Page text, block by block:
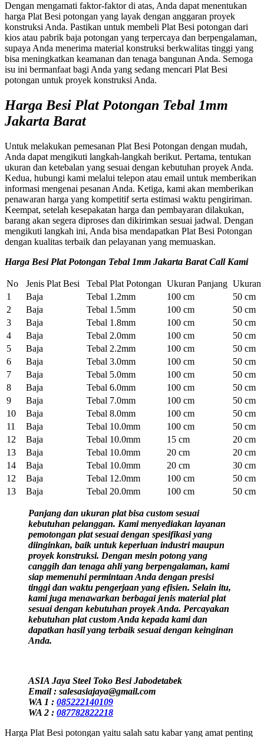
Dengan mengamati faktor-faktor di atas, Anda dapat menentukan
harga Plat Besi potongan yang layak dengan anggaran proyek
konstruksi Anda. Pastikan untuk membeli Plat Besi potongan dari
kios atau pabrik baja potongan yang terpercaya dan berpengalaman,
supaya Anda menerima material konstruksi berkwalitas tinggi yang
bisa meningkatkan keamanan dan tenaga bangunan Anda. Semoga
isu ini bermanfaat bagi Anda yang sedang mencari Plat Besi
potongan untuk proyek konstruksi Anda.
Harga Besi Plat Potongan Tebal 1mm
Jakarta Barat
Untuk melakukan pemesanan Plat Besi Potongan dengan mudah,
Anda dapat mengikuti langkah-langkah berikut. Pertama, tentukan
ukuran dan ketebalan yang sesuai dengan kebutuhan proyek Anda.
Kedua, hubungi kami melalui telepon atau email untuk memberikan
informasi mengenai pesanan Anda. Ketiga, kami akan memberikan
penawaran harga yang kompetitif serta estimasi waktu pengiriman.
Keempat, setelah kesepakatan harga dan pembayaran dilakukan,
barang akan segera diproses dan dikirimkan sesuai jadwal. Dengan
mengikuti langkah ini, Anda bisa mendapatkan Plat Besi Potongan
dengan kualitas terbaik dan pelayanan yang memuaskan.
Harga Besi Plat Potongan Tebal 1mm Jakarta Barat Call Kami
No Jenis Plat Besi Tebal Plat Potongan Ukuran Panjang Ukuran
1
Baja Tebal 1.2mm 100 cm
50 cm
2
Baja Tebal 1.5mm 100 cm
50 cm
3
Baja Tebal 1.8mm 100 cm
50 cm
4
Baja Tebal 2.0mm 100 cm
50 cm
5
Baja Tebal 2.2mm 100 cm
50 cm
6
Baja Tebal 3.0mm 100 cm
50 cm
7
Baja Tebal 5.0mm 100 cm
50 cm
8
Baja Tebal 6.0mm 100 cm
50 cm
9
Baja Tebal 7.0mm 100 cm
50 cm
10
Baja Tebal 8.0mm 100 cm
50 cm
11
Baja Tebal 10.0mm 100 cm
50 cm
12
Baja Tebal 10.0mm 15 cm
20 cm
13
Baja Tebal 10.0mm 20 cm
20 cm
14
Baja Tebal 10.0mm 20 cm
30 cm
12
Baja Tebal 12.0mm 100 cm
50 cm
13
Baja Tebal 20.0mm 100 cm 50 cm
Panjang dan ukuran plat bisa custom sesuai
kebutuhan pelanggan. Kami menyediakan layanan
pemotongan plat sesuai dengan spesifikasi yang
diinginkan, baik untuk keperluan industri maupun
proyek konstruksi. Dengan mesin potong yang
canggih dan tenaga ahli yang berpengalaman, kami
siap memenuhi permintaan Anda dengan presisi
tinggi dan waktu pengerjaan yang efisien. Selain itu,
kami juga menawarkan berbagai jenis material plat
sesuai dengan kebutuhan proyek Anda. Percayakan
kebutuhan plat custom Anda kepada kami dan
dapatkan hasil yang terbaik sesuai dengan keinginan
Anda.
ASIA Jaya Steel Toko Besi Jabodetabek
Email : salesasiajaya@gmail.com
WA 1 : 085222140109
WA 2 : 087782822218
Harga Plat Besi potongan yaitu salah satu kabar yang amat penting